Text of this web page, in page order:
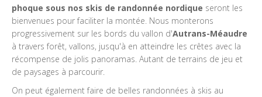
phoque sous nos skis de randonnée nordique seront les
bienvenues pour faciliter la montée. Nous monterons
progressivement sur les bords du vallon d'Autrans-Méaudre
à travers forêt, vallons, jusqu'à en atteindre les crêtes avec la
récompense de jolis panoramas. Autant de terrains de jeu et
de paysages à parcourir.
On peut également faire de belles randonnées à skis au